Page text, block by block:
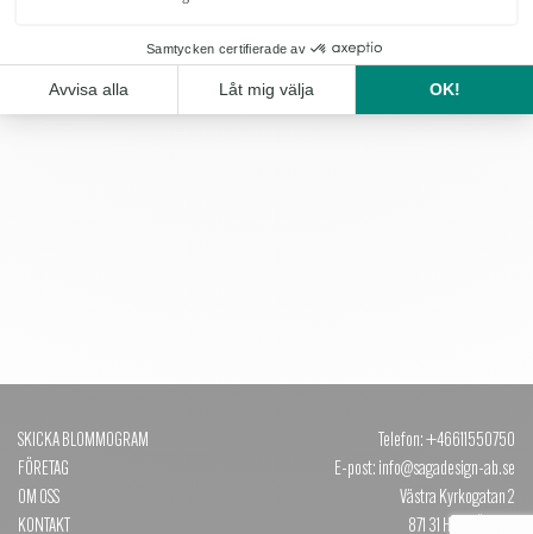
OBS: Produkten finns inte i vårt sortiment för tillfället.
SKICKA BLOMMOGRAM
FÖRETAG
OM OSS
KONTAKT
Telefon: +46611550750
E-post: info@sagadesign-ab.se
Västra Kyrkogatan 2
871 31 HÄRNÖSAND